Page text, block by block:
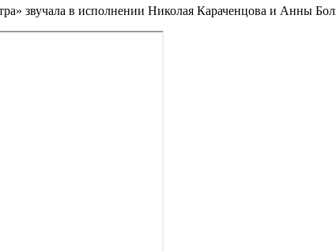
звучала в исполнении Николая Караченцова и Анны